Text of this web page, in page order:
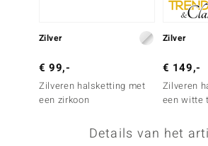
Collection
Zilver
€ 99,-
Zilveren halsketting met
een zirkoon
Zilver
€ 149,-
Zilveren
een witte
Details van het